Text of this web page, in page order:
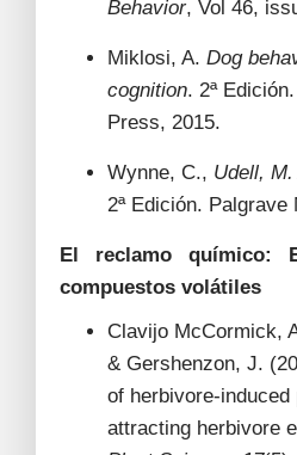
Behavior, Vol 46,
Miklosi, A. Dog
cognition. 2ª
Press, 2015.
Wynne, C., Udell,
2ª Edición. Palgrave
El reclamo químico:
compuestos volátiles
Clavijo McCormick,
& Gershenzon, J.
of herbivore-
attracting herbivore